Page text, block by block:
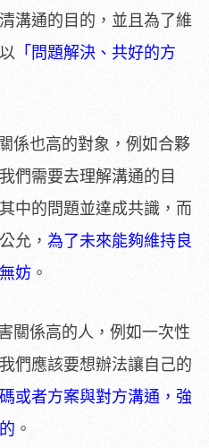
溝通的目的，並且為了維
「問題解決、共好的方
係也高的對象，例如合夥
們需要去理解溝通的目
中的問題並達成共識，而
允， 為了未來能夠維持良
妨 。
關係高的人，例如一次性
們應該要想辦法讓自己的
或者方案與對方溝通，強
。